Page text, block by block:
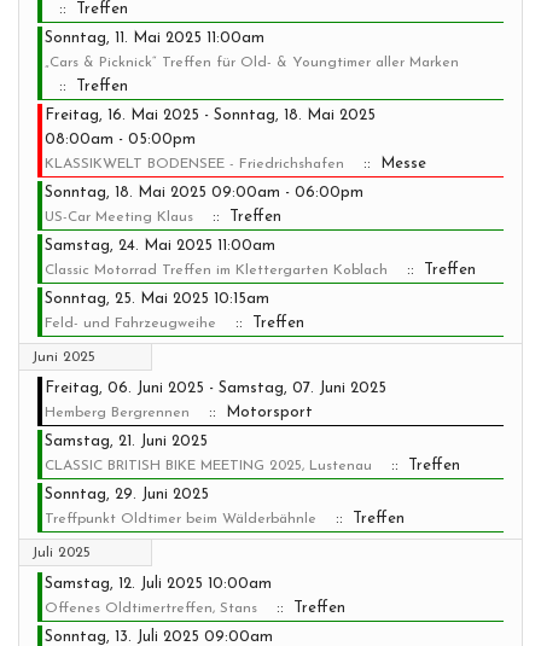
:: Treffen
Sonntag, 11. Mai 2025 11:00am
„Cars & Picknick“ Treffen für Old- & Youngtimer aller Marken
:: Treffen
Freitag, 16. Mai 2025 - Sonntag, 18. Mai 2025
08:00am - 05:00pm
KLASSIKWELT BODENSEE - Friedrichshafen
:: Messe
Sonntag, 18. Mai 2025 09:00am - 06:00pm
US-Car Meeting Klaus
:: Treffen
Samstag, 24. Mai 2025 11:00am
Classic Motorrad Treffen im Klettergarten Koblach
:: Treffen
Sonntag, 25. Mai 2025 10:15am
Feld- und Fahrzeugweihe :: Treffen
Juni 2025
Freitag, 06. Juni 2025 - Samstag, 07. Juni 2025
Hemberg Bergrennen
:: Motorsport
Samstag, 21. Juni 2025
CLASSIC BRITISH BIKE MEETING 2025, Lustenau
:: Treffen
Sonntag, 29. Juni 2025
Treffpunkt Oldtimer beim Wälderbähnle :: Treffen
Juli 2025
Samstag, 12. Juli 2025 10:00am
Offenes Oldtimertreffen, Stans
:: Treffen
Sonntag, 13. Juli 2025 09:00am